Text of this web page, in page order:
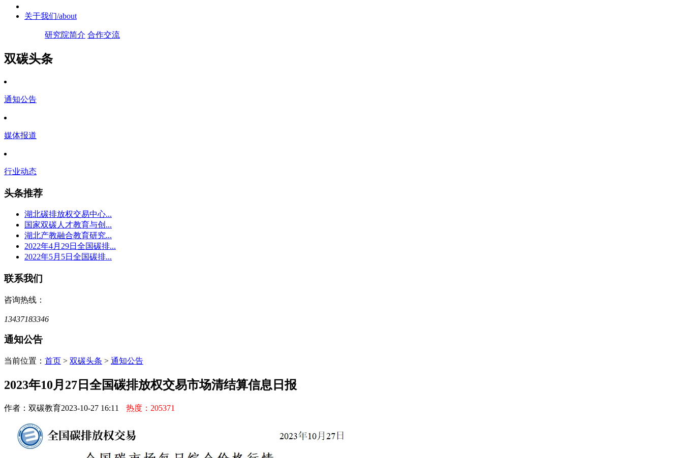
关于我们/about
研究院简介 合作交流
双碳头条
通知公告
媒体报道
行业动态
头条推荐
湖北碳排放权交易中心...
国家双碳人才教育与创...
湖北产教融合教育研究...
2022年4月29日全国碳排...
2022年5月5日全国碳排...
联系我们
咨询热线：
13437183346
通知公告
当前位置： 首页 > 双碳头条 > 通知公告
2023年10月27日全国碳排放权交易市场清结算信息日报
作者：双碳教育2023-10-27 16:11 热度：205371